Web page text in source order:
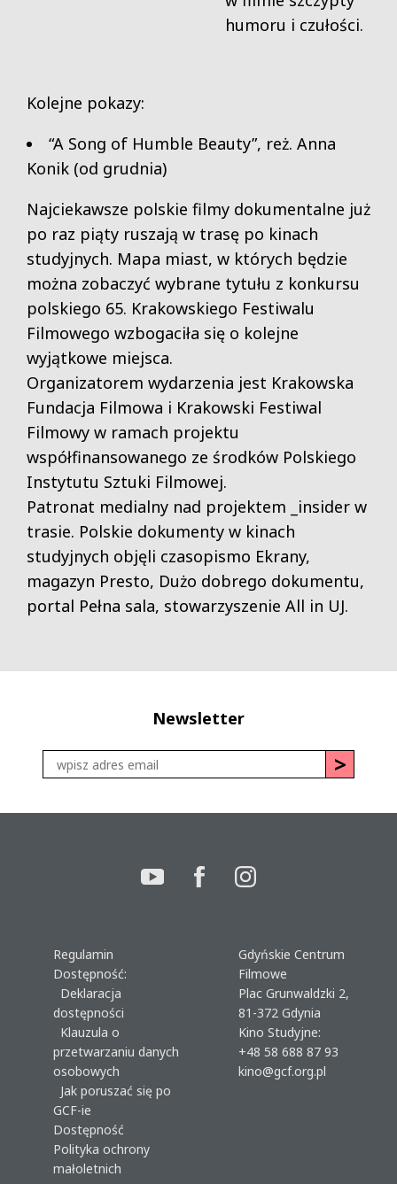
humoru i czułości.
Kolejne pokazy:
“A Song of Humble Beauty”, reż. Anna
Konik (od grudnia)
Najciekawsze polskie filmy dokumentalne już
po raz piąty ruszają w trasę po kinach
studyjnych. Mapa miast, w których będzie
można zobaczyć wybrane tytułu z konkursu
polskiego 65. Krakowskiego Festiwalu
Filmowego wzbogaciła się o kolejne
wyjątkowe miejsca.
Organizatorem wydarzenia jest Krakowska
Fundacja Filmowa i Krakowski Festiwal
Filmowy w ramach projektu
współfinansowanego ze środków Polskiego
Instytutu Sztuki Filmowej.
Patronat medialny nad projektem _insider w
trasie. Polskie dokumenty w kinach
studyjnych objęli czasopismo Ekrany,
magazyn Presto, Dużo dobrego dokumentu,
portal Pełna sala, stowarzyszenie All in UJ.
Newsletter
Regulamin
Dostępność:
Deklaracja
dostępności
Klauzula o
przetwarzaniu danych
osobowych
Jak poruszać się po
GCF-ie
Dostępność
Polityka ochrony
małoletnich
Gdyńskie Centrum
Filmowe
Plac Grunwaldzki 2,
81-372 Gdynia
Kino Studyjne:
+48 58 688 87 93
kino@gcf.org.pl